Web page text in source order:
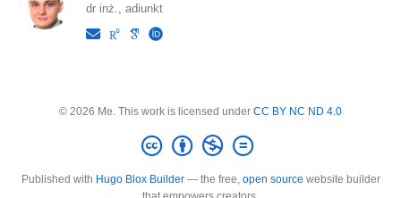
dr inż., adiunkt
© 2026 Me. This work is licensed under CC BY NC ND 4.0
Published with Hugo Blox Builder— the free, open source website builder